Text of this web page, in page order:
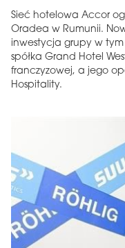
Sieć hotelowa Accor
Oradea w Rumunii.
inwestycja grupy w
spółka Grand Hotel
franczyzowej, a jego
Hospitality.